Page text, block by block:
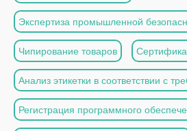
Экспертиза промышленной
Чипирование товаров
Анализ этикетки в соответствии с
Регистрация программного